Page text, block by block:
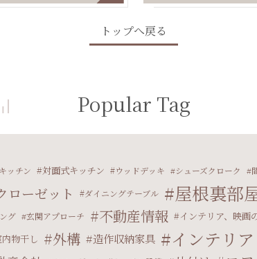
トップへ戻る
Popular Tag
ッチン 対面式キッチン ウッドデッキ シューズクローク
ローゼット ダイニングテーブル 屋根裏部
グ 玄関アプローチ 不動産情報 インテリア、映画
内物干し 外構 造作収納家具 インテリア